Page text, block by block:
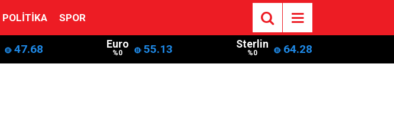
POLITIKA SPOR
47.68 Euro
%0 55.13 Sterlin
%0 64.28